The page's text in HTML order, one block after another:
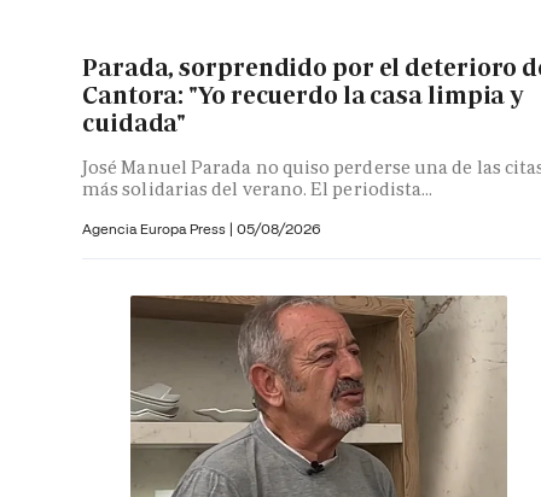
Parada, sorprendido por el deterioro
Cantora: "Yo recuerdo la casa limpia y
cuidada"
José Manuel Parada no quiso perderse una de las
más solidarias del verano. El periodista...
Agencia Europa Press | 05/08/2026